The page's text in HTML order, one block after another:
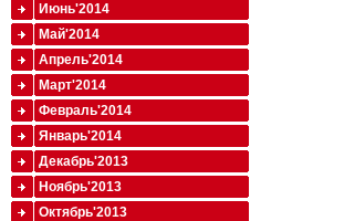
Июнь'2014
Май'2014
Апрель'2014
Март'2014
Февраль'2014
Январь'2014
Декабрь'2013
Ноябрь'2013
Октябрь'2013